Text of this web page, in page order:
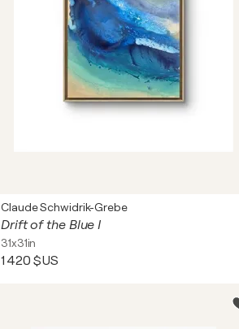
Claude Schwidrik-Grebe
Drift of the Blue I
31x31in
1 420 $US